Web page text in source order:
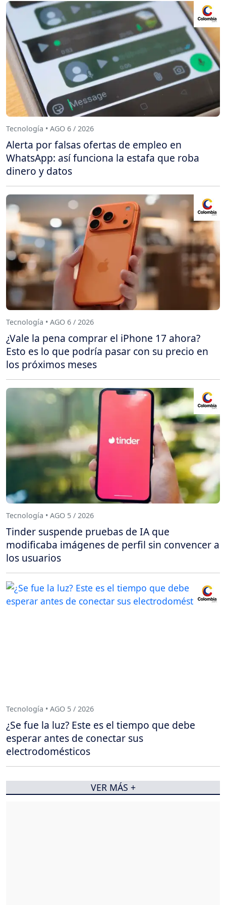
Tecnología • AGO 6 / 2026
Alerta por falsas ofertas de empleo en
WhatsApp: así funciona la estafa que roba
dinero y datos
Tecnología • AGO 6 / 2026
¿Vale la pena comprar el iPhone 17 ahora?
Esto es lo que podría pasar con su precio en
los próximos meses
Tecnología • AGO 5 / 2026
Tinder suspende pruebas de IA que
modificaba imágenes de perfil sin convencer a
los usuarios
Tecnología • AGO 5 / 2026
¿Se fue la luz? Este es el tiempo que debe
esperar antes de conectar sus
electrodomésticos
VER MÁS +